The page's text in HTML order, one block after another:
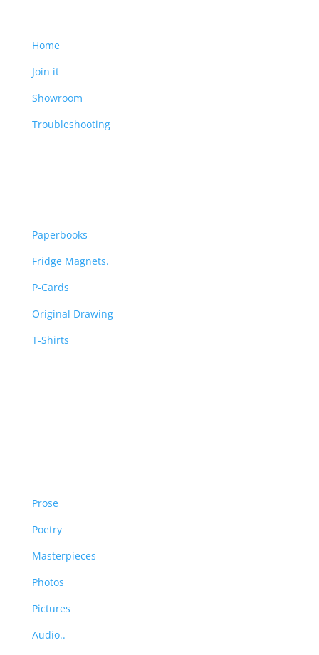
Home
Join it
Showroom
Troubleshooting
Paperbooks
Fridge Magnets.
P-Cards
Original Drawing
T-Shirts
Prose
Poetry
Masterpieces
Photos
Pictures
Audio..